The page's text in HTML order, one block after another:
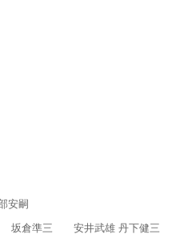
安嗣
坂倉準三 安井武雄 丹下健三